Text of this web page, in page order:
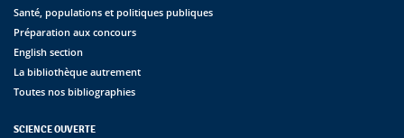
Santé, populations et politiques publiques
Préparation aux concours
English section
La bibliothèque autrement
Toutes nos bibliographies
SCIENCE OUVERTE